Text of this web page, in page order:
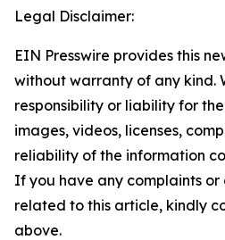
Legal Disclaimer:
EIN Presswire provides this
without warranty of any kind.
responsibility or liability for
images, videos, licenses,
reliability of the information
If you have any complaints or
related to this article, kindly
above.